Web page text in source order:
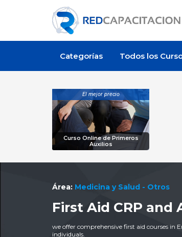
Categorías Todos los
El mejor precio
Curso Online de Primeros
Auxilios
Área: Medicina y Salud - Otros
First Aid CRP and
we offer comprehensive first aid courses in
individuals.